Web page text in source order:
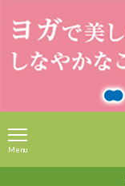
Menu